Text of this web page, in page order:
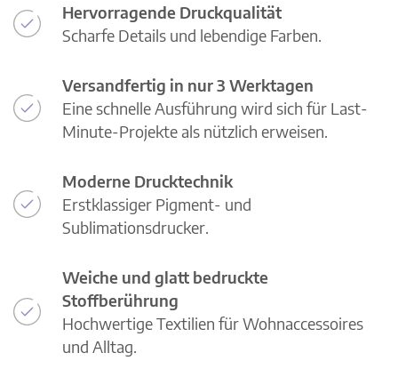
Hervorragende Druckqualität
Scharfe Details und lebendige Farben.
Versandfertig in nur 3 Werktagen
Eine schnelle Ausführung wird sich für Last-
Minute-Projekte als nützlich erweisen.
Moderne Drucktechnik
Erstklassiger Pigment- und
Sublimationsdrucker.
Weiche und glatt bedruckte
Stoffberührung
Hochwertige Textilien für Wohnaccessoires
und Alltag.